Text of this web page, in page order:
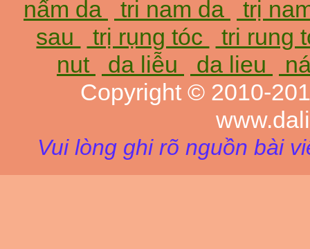
nấm da
tri nam da
trị
sau
trị rụng tóc
tri rung
nut
da liễu da lieu
Copyright © 2010-
Vui lòng ghi rõ nguồn bài